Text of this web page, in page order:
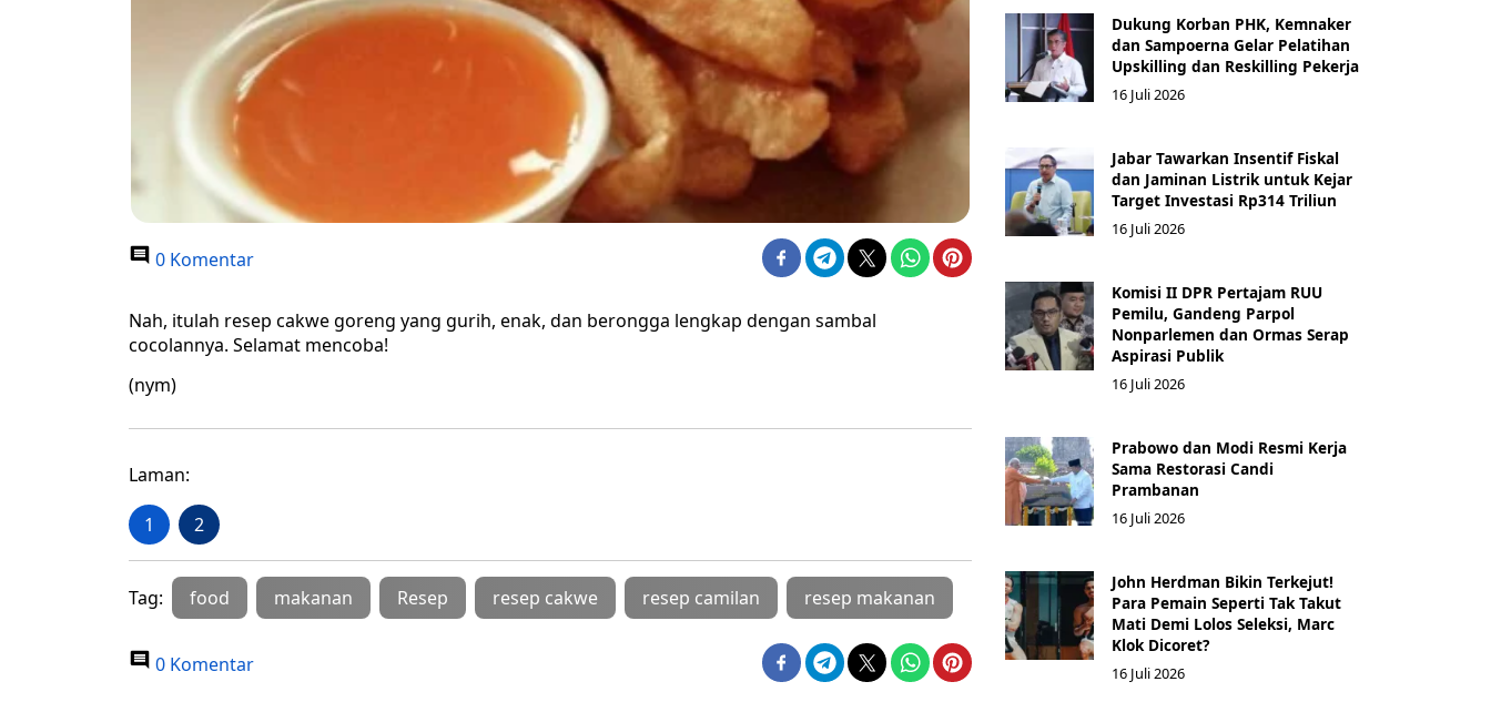
0 Komentar
Nah, itulah resep cakwe goreng yang gurih, enak, dan berongga lengkap dengan sambal
cocolannya. Selamat mencoba!
(nym)
Laman:
1 2
Tag: food makanan Resep resep cakwe resep camilan resep makanan
0 Komentar
Dukung Korban PHK, Kemnaker
dan Sampoerna Gelar Pelatihan
Upskilling dan Reskilling Pekerja
16 Juli 2026
Jabar Tawarkan Insentif Fiskal
dan Jaminan Listrik untuk Kejar
Target Investasi Rp314 Triliun
16 Juli 2026
Komisi II DPR Pertajam RUU
Pemilu, Gandeng Parpol
Nonparlemen dan Ormas Serap
Aspirasi Publik
16 Juli 2026
Prabowo dan Modi Resmi Kerja
Sama Restorasi Candi
Prambanan
16 Juli 2026
John Herdman Bikin Terkejut!
Para Pemain Seperti Tak Takut
Mati Demi Lolos Seleksi, Marc
Klok Dicoret?
16 Juli 2026